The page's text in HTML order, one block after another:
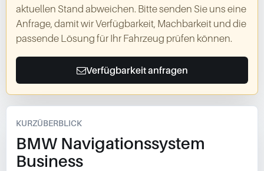
aktuellen Stand abweichen. Bitte senden Sie uns eine
Anfrage, damit wir Verfügbarkeit, Machbarkeit und die
passende Lösung für Ihr Fahrzeug prüfen können.
Verfügbarkeit anfragen
KURZÜBERBLICK
BMW Navigationssystem
Business